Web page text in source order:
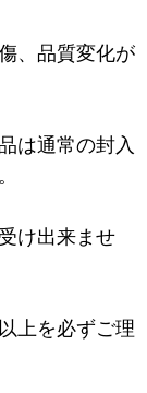
、品質変化が
は通常の封入
け出来ませ
上を必ずご理